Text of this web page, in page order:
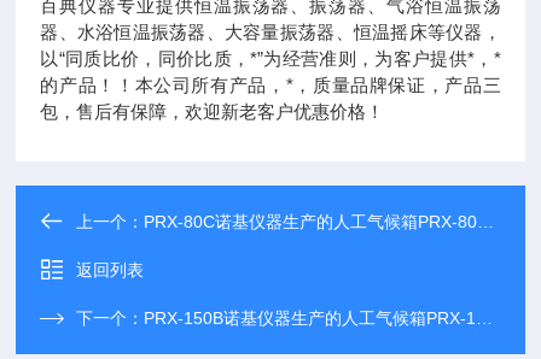
百典仪器专业提供恒温振荡器、振荡器、气浴恒温振荡
器、水浴恒温振荡器、大容量振荡器、恒温摇床等仪器，
以“同质比价，同价比质，*”为经营准则，为客户提供*，*
的产品！！本公司所有产品，*，质量品牌保证，产品三
包，售后有保障，欢迎新老客户优惠价格！
上一个： PRX-80C诺基仪器生产的人工气候箱PRX-80C享受诺基仪器优质售后服务
返回列表
下一个： PRX-150B诺基仪器生产的人工气候箱PRX-150B享受诺基仪器优质售后服务